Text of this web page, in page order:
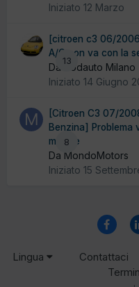
Iniziato 12 Marzo
13
[citroen c3 06/
A/C non va con la
Da Sodauto Milano
Iniziato 14 Giugno
8
[Citroen C3 07/
Benzina] Problema
motore
Da MondoMotors
Iniziato 15
Lingua Contattaci